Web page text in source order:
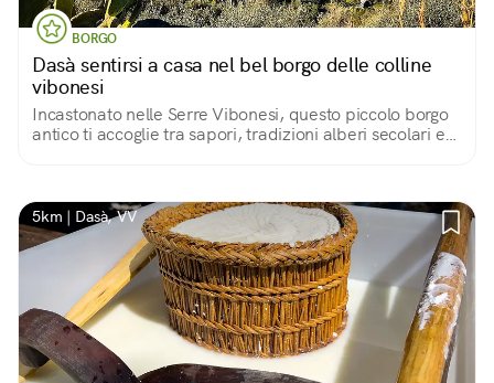
BORGO
Dasà sentirsi a casa nel bel borgo delle colline
vibonesi
Incastonato nelle Serre Vibonesi, questo piccolo borgo
antico ti accoglie tra sapori, tradizioni alberi secolari e
5km | Dasà, VV